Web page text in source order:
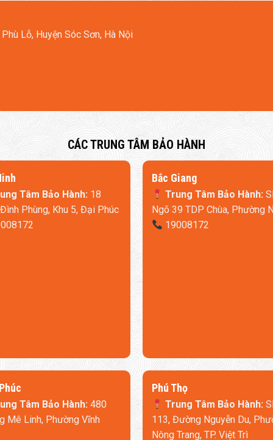
tỷ lệ làm sạch 1,10 – vượt xa tiêu chuẩn thông thường.
Lỗ, Huyện Sóc Sơn, Hà Nội
​CÁC TRUNG TÂM BẢO HÀNH
Tâm Bảo Hành:18
Phùng, Khu 5, Đại Phúc
​Bắc Giang
Trung Tâm Bảo Hành:
Ngõ 39 TDP Chùa, Phường
19008172
Tâm Bảo Hành:480
Mê Linh, Phường Vĩnh
​Phú Thọ
Trung Tâm Bảo Hành:
113, Đường Nguyễn Du,
Nông Trang, TP. Việt Trì